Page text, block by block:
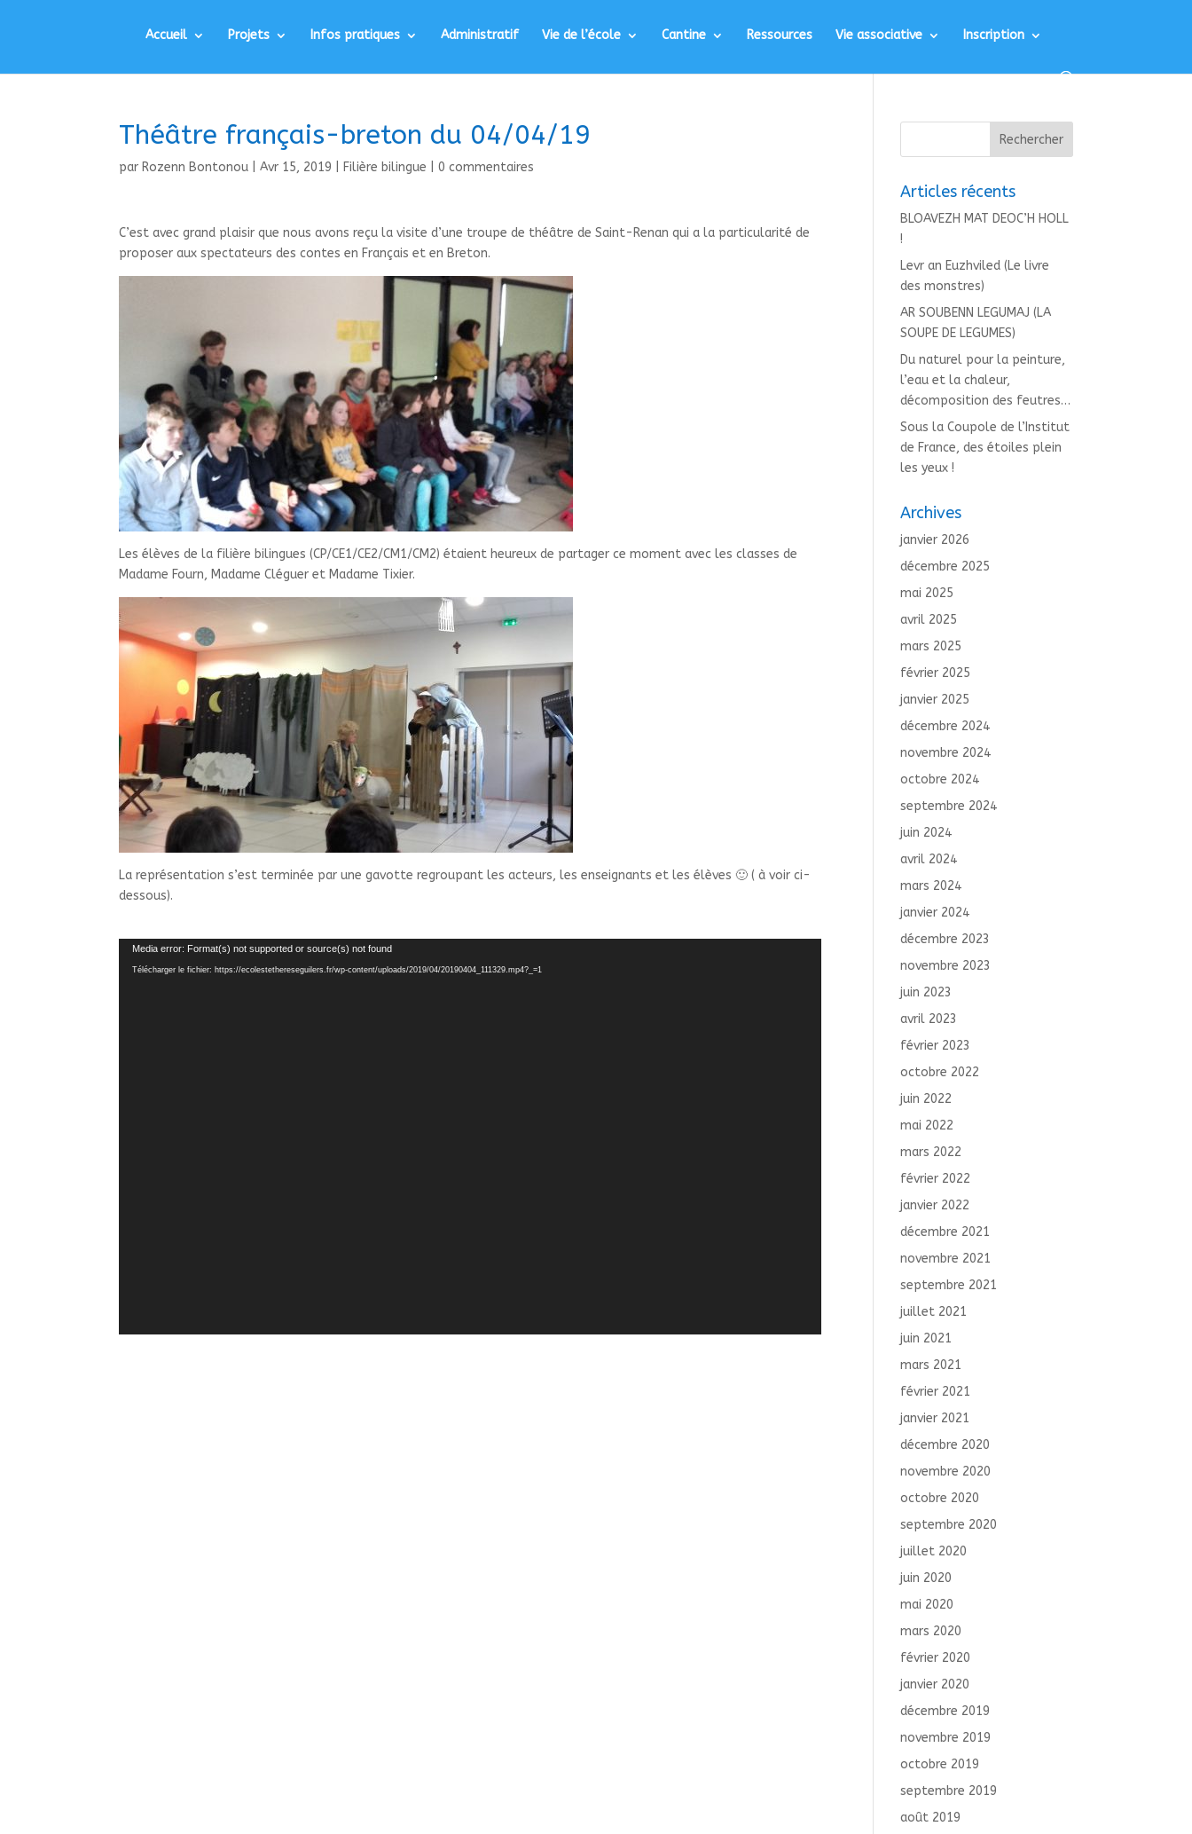
Accueil Projets Infos pratiques Administratif Vie de l’école Cantine Ressources Vie associative Inscription
Théâtre français-breton du 04/04/19
par Rozenn Bontonou |Avr 15, 2019 Filière bilingue |0 commentaires
C’est avec grand plaisir que nous avons reçu la visite d’une troupe de théâtre de Saint-Renan qui a la particularité de
proposer aux spectateurs des contes en Français et en Breton.
Les élèves de la filière bilingues (CP/CE1/CE2/CM1/CM2) étaient heureux de partager ce moment avec les classes de
Madame Fourn, Madame Cléguer et Madame Tixier.
La représentation s’est terminée par une gavotte regroupant les acteurs, les enseignants et les élèves 🙂 ( à voir ci-
dessous).
Lecteur
vidéo
Media error: Format(s) not supported or source(s) not found
Télécharger le fichier: https://ecolestethereseguilers.fr/wp-content/uploads/2019/04/20190404_111329.mp4?_=1
Articles récents
BLOAVEZH MAT DEOC’H HOLL
!
Levr an Euzhviled (Le livre
des monstres)
AR SOUBENN LEGUMAJ (LA
SOUPE DE LEGUMES)
Du naturel pour la peinture,
l’eau et la chaleur,
décomposition des feutres…
Sous la Coupole de l’Institut
de France, des étoiles plein
les yeux !
Archives
janvier 2026
décembre 2025
mai 2025
avril 2025
mars 2025
février 2025
janvier 2025
décembre 2024
novembre 2024
octobre 2024
septembre 2024
juin 2024
avril 2024
mars 2024
janvier 2024
décembre 2023
novembre 2023
juin 2023
avril 2023
février 2023
octobre 2022
juin 2022
mai 2022
mars 2022
février 2022
janvier 2022
décembre 2021
novembre 2021
septembre 2021
juillet 2021
juin 2021
mars 2021
février 2021
janvier 2021
décembre 2020
novembre 2020
octobre 2020
septembre 2020
juillet 2020
juin 2020
mai 2020
mars 2020
février 2020
janvier 2020
décembre 2019
novembre 2019
octobre 2019
septembre 2019
août 2019